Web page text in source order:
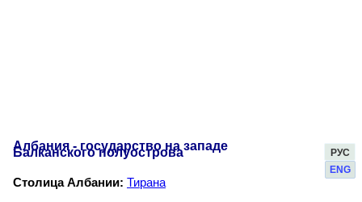
РУС
ENG
Албания - государство на западе
Балканского полуострова
Столица Албании: Тирана